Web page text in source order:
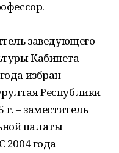
заведующего
Кабинета
избран
Республики
– заместитель
палаты
2004 года